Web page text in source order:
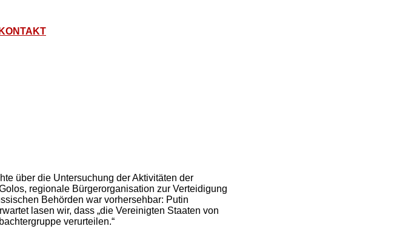
KONTAKT
über die Untersuchung der Aktivitäten der
regionale Bürgerorganisation zur Verteidigung
Behörden war vorhersehbar: Putin
lasen wir, dass „die Vereinigten Staaten von
verurteilen.“